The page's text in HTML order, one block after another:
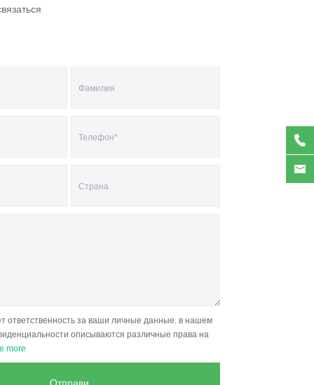
ответственность за ваши личные данные. в нашем
описываются различные права на
more